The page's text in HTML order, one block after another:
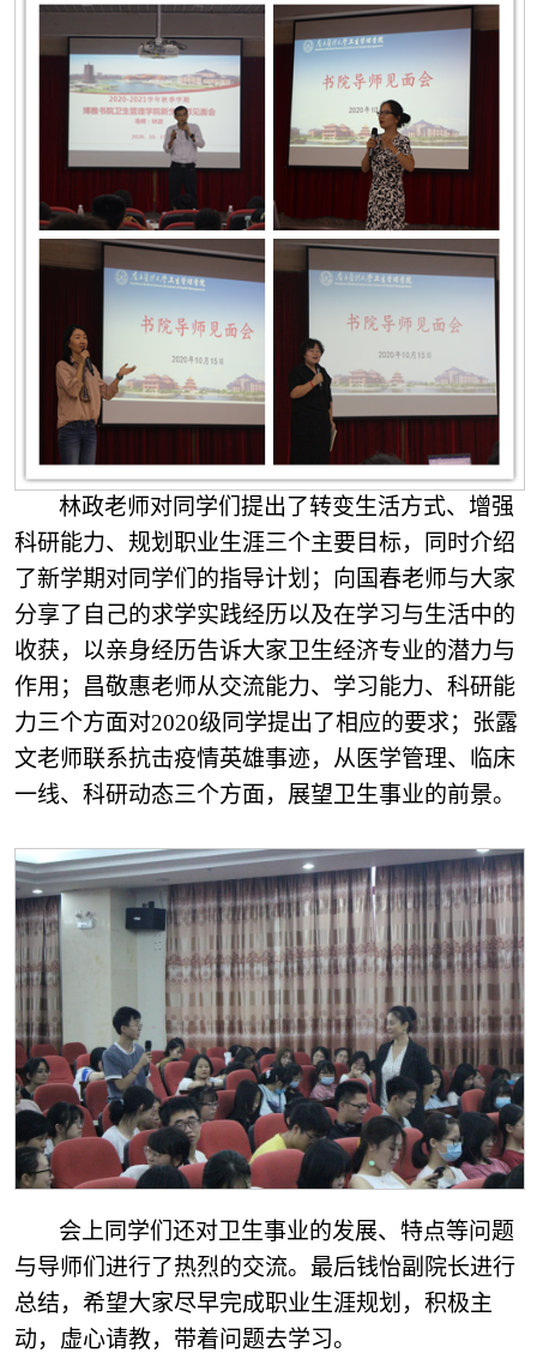
林政老师对同学们提出了转变生活方式、增强
科研能力、规划职业生涯三个主要目标，同时介绍
了新学期对同学们的指导计划；向国春老师与大家
分享了自己的求学实践经历以及在学习与生活中的
收获，以亲身经历告诉大家卫生经济专业的潜力与
作用；昌敬惠老师从交流能力、学习能力、科研能
力三个方面对2020级同学提出了相应的要求；张露
文老师联系抗击疫情英雄事迹，从医学管理、临床
一线、科研动态三个方面，展望卫生事业的前景。
会上同学们还对卫生事业的发展、特点等问题
与导师们进行了热烈的交流。最后钱怡副院长进行
总结，希望大家尽早完成职业生涯规划，积极主
动，虚心请教，带着问题去学习。